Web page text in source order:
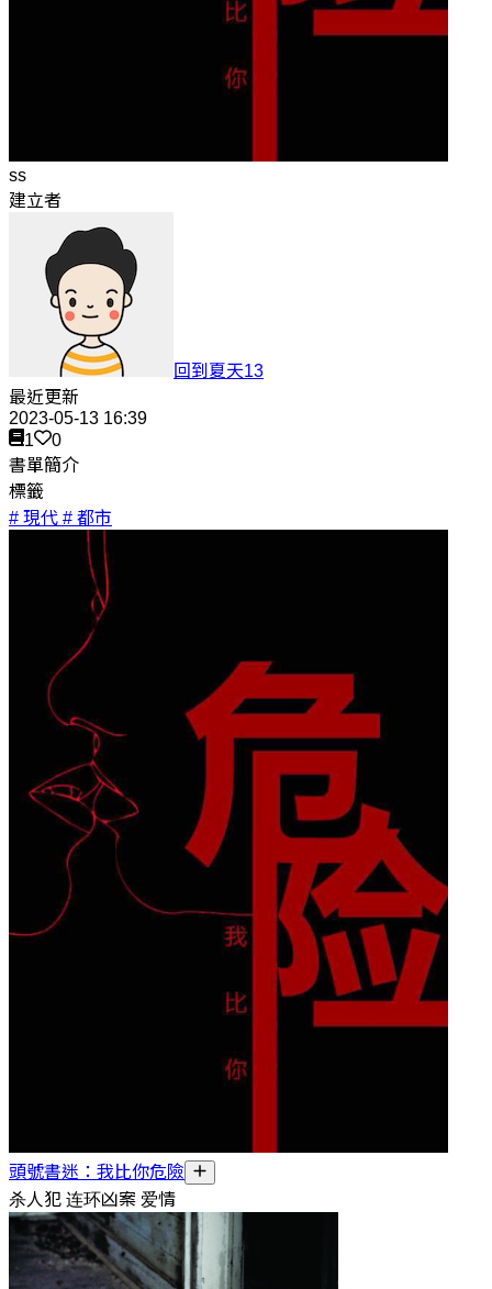
ss
建立者
回到夏天13
最近更新
2023-05-13 16:39
1
0
書單簡介
標籤
# 現代 # 都市
頭號書迷：我比你危險
杀人犯 连环凶案 爱情